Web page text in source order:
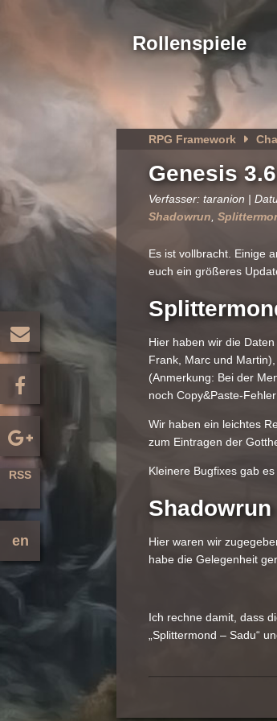
Rollenspiele
RPG Framework
Genesis
Verfasser: taranion |
Shadowrun
Es ist vollbracht. Einige
euch ein größeres
Hier haben wir die Daten
Frank, Marc und Martin),
(Anmerkung: Bei der
noch Copy&Paste-
Wir haben ein leichtes
zum Eintragen der
Kleinere Bugfixes gab
Shadowrun
Hier waren wir
habe die Gelegenheit
Ich rechne damit, dass
„Splittermond – Sadu“
RSS
en